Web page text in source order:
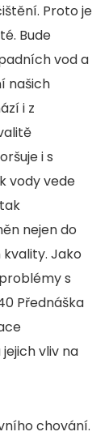
Proto je
Bude
vod a
našich
i z
i s
vody vede
nejen do
Jako
s
Přednáška
vliv na
chování.